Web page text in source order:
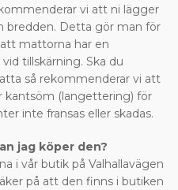
vi att ni lägger
bredden. Detta gör man för
mattorna har en
tillskärning. Ska du
så rekommenderar vi att
kantsöm (langettering) för
inte fransas eller skadas.
jag köper den?
i vår butik på Valhallavägen
på att den finns i butiken